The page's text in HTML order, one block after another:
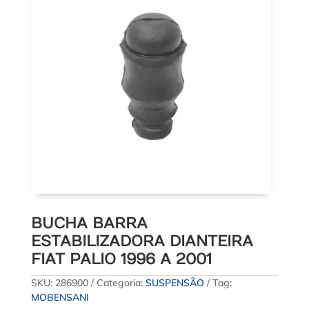
BUCHA BARRA
ESTABILIZADORA DIANTEIRA
FIAT PALIO 1996 A 2001
SKU: 286900 Categoria: SUSPENSÃO
Tag:
MOBENSANI